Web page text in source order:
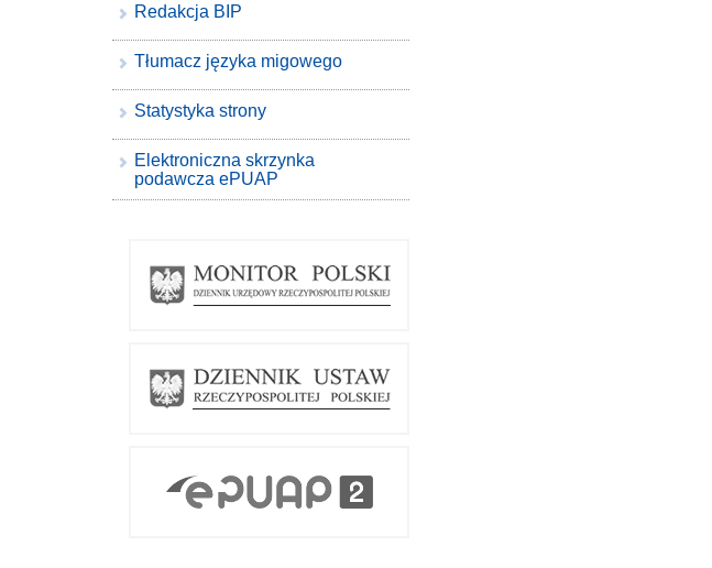
Redakcja BIP
Tłumacz języka migowego
Statystyka strony
Elektroniczna skrzynka
podawcza ePUAP